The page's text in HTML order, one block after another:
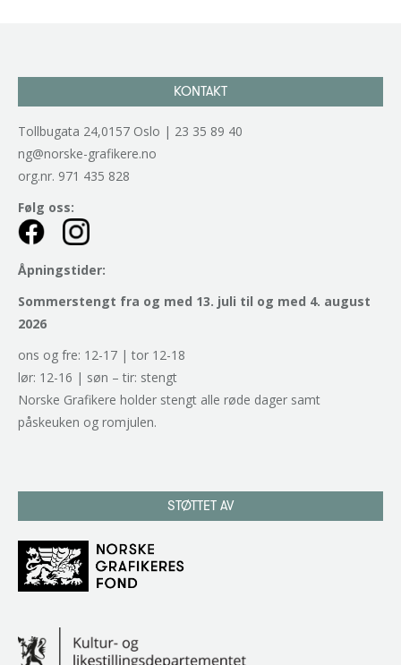
KONTAKT
Tollbugata 24,0157 Oslo | 23 35 89 40
ng@norske-grafikere.no
org.nr. 971 435 828
Følg oss:
Åpningstider:
Sommerstengt fra og med 13. juli til og med 4. august
2026
ons og fre: 12-17 | tor 12-18
lør: 12-16 | søn – tir: stengt
Norske Grafikere holder stengt alle røde dager samt
påskeuken og romjulen.
STØTTET AV